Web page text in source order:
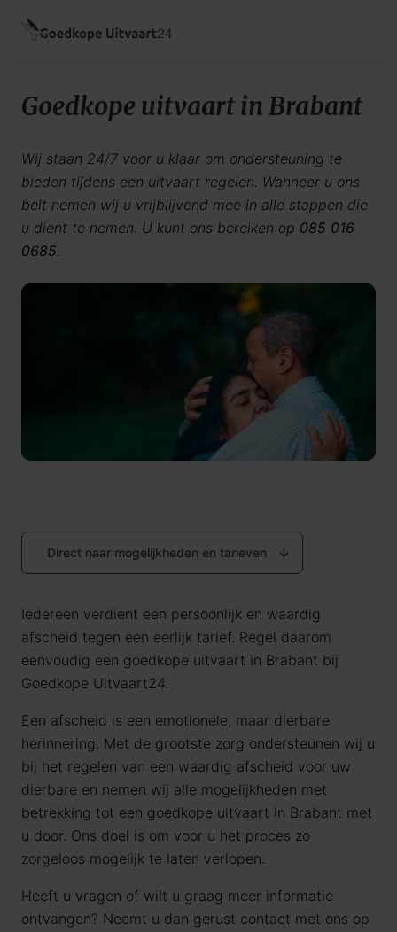
Goedkope uitvaart in Brabant
Wij staan 24/7 voor u klaar om ondersteuning te
bieden tijdens een uitvaart regelen. Wanneer u ons
belt nemen wij u vrijblijvend mee in alle stappen die
u dient te nemen. U kunt ons bereiken op 085 016
0685.
Direct naar mogelijkheden en tarieven
Iedereen verdient een persoonlijk en waardig
afscheid tegen een eerlijk tarief. Regel daarom
eenvoudig een goedkope uitvaart in Brabant bij
Goedkope Uitvaart24.
Een afscheid is een emotionele, maar dierbare
herinnering. Met de grootste zorg ondersteunen wij u
bij het regelen van een waardig afscheid voor uw
dierbare en nemen wij alle mogelijkheden met
betrekking tot een goedkope uitvaart in Brabant met
u door. Ons doel is om voor u het proces zo
zorgeloos mogelijk te laten verlopen.
Heeft u vragen of wilt u graag meer informatie
ontvangen? Neemt u dan gerust contact met ons op